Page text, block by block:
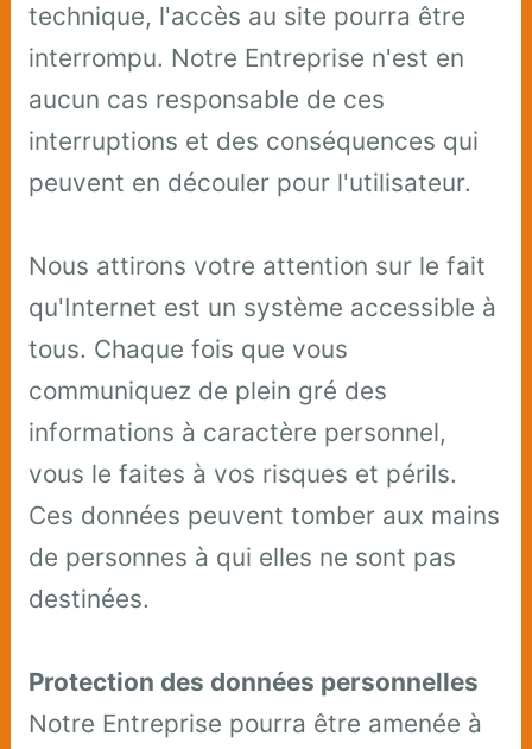
technique, l'accès au site pourra être
interrompu. Notre Entreprise n'est en
aucun cas responsable de ces
interruptions et des conséquences qui
peuvent en découler pour l'utilisateur.
Nous attirons votre attention sur le fait
qu'Internet est un système accessible à
tous. Chaque fois que vous
communiquez de plein gré des
informations à caractère personnel,
vous le faites à vos risques et périls.
Ces données peuvent tomber aux mains
de personnes à qui elles ne sont pas
destinées.
Protection des données personnelles
Notre Entreprise pourra être amenée à